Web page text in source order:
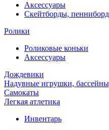
Аксессуары
Скейтборды,
Ролики
Роликовые коньки
Аксессуары
Дождевики
Надувные игрушки,
Самокаты
Легкая атлетика
Инвентарь